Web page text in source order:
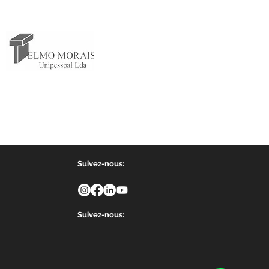
Suivez-nous:
Suivez-nous: